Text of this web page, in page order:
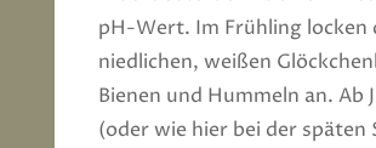
pH-Wert. Im Frühling locken
niedlichen, weißen
Bienen und Hummeln an. Ab
(oder wie hier bei der späten